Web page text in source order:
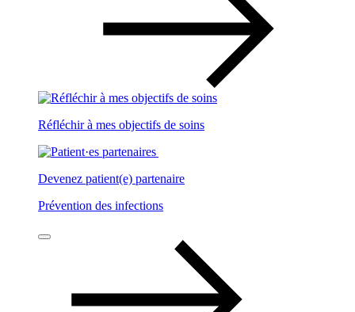
Réfléchir à mes objectifs de soins
Devenez patient(e) partenaire
Prévention des infections